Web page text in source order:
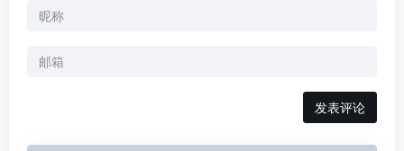
发表评论